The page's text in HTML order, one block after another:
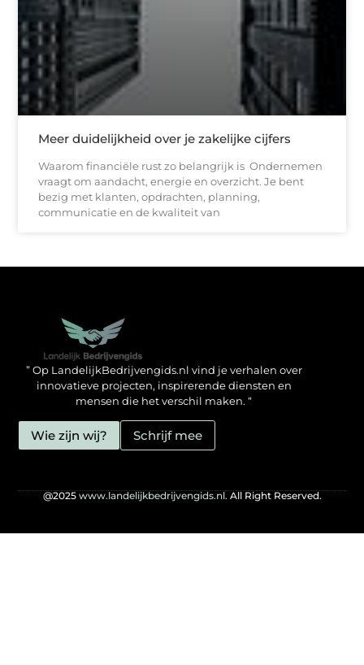
Meer duidelijkheid over je zakelijke cijfers
Waarom financiële rust zo belangrijk is Ondernemen
vraagt om aandacht, energie en overzicht. Je bent
bezig met klanten, opdrachten, planning,
communicatie en de kwaliteit van
” Op LandelijkBedrijvengids.nl vind je verhalen over
innovatieve projecten, inspirerende diensten en
mensen die het verschil maken. “
Wie zijn wij? Schrijf mee
@2025www.landelijkbedrijvengids.nl.All Right Reserved.